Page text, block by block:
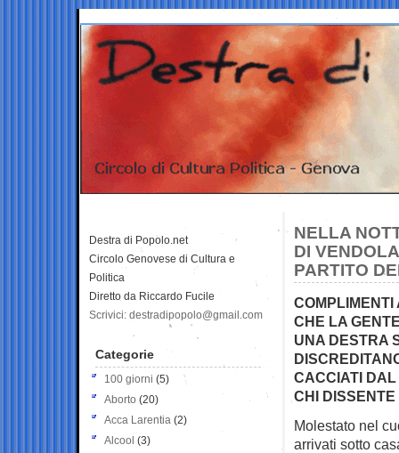
NELLA
DI
PARTITO
COMPLIMENTI
CHE LA
UNA DESTRA
CACCIATI
CHI DISSENTE
Molestato nel
arrivati sotto
Destra di Popolo.net
Circolo Genovese di Cultura e
Politica
Diretto da Riccardo Fucile
Scrivici: destradipopolo@gmail.com
Categorie
100 giorni (5)
Aborto (20)
Acca Larentia (2)
Alcool (3)